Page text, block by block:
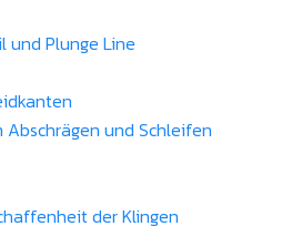
und Plunge Line
Abschrägen und Schleifen
der Klingen